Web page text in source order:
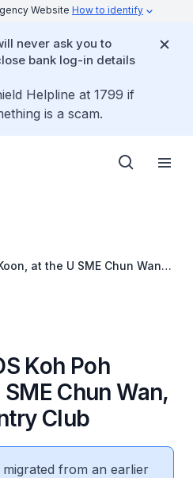
Website How to identify
never ask you to
bank log-in details
Helpline at 1799 if
is a scam.
at the U SME Chun Wan,
Koh Poh
Chun Wan,
Club
from an earlier